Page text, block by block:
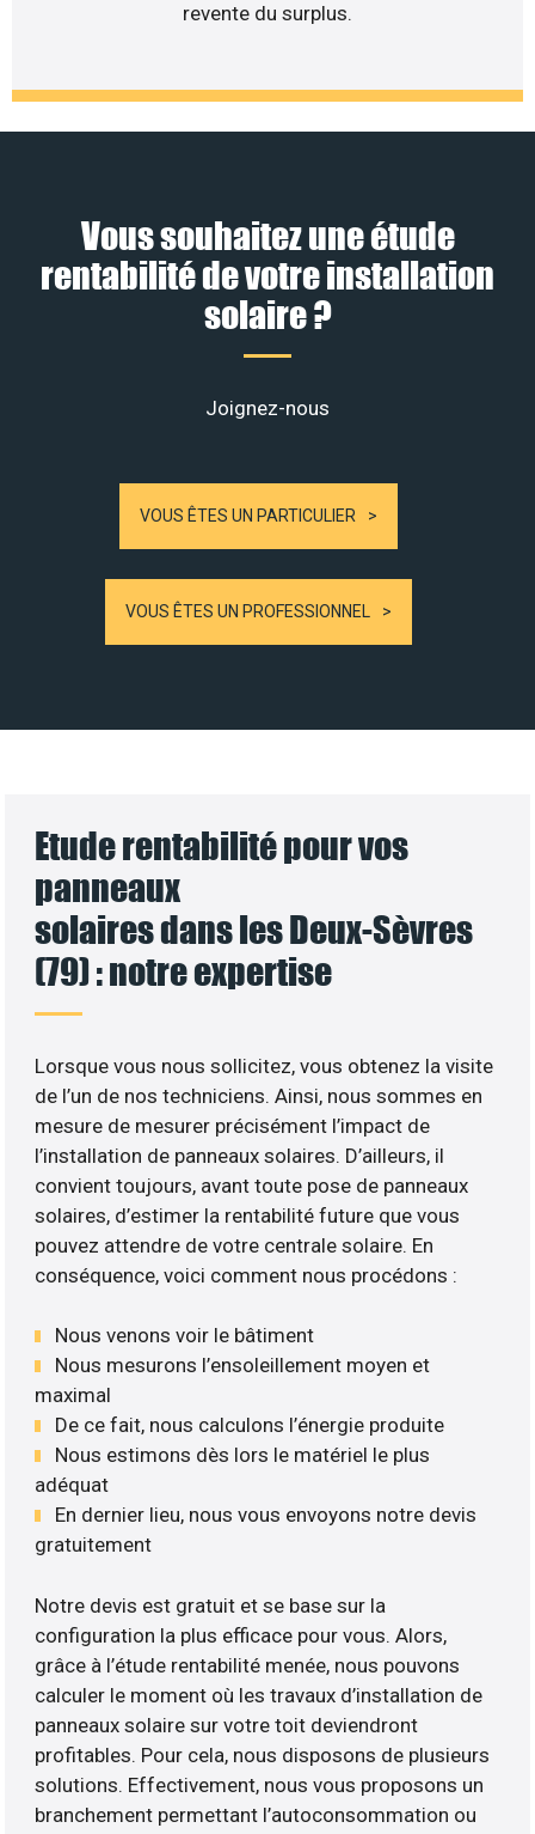
revente du surplus.
Vous souhaitez une étude
rentabilité de votre installation
solaire ?
Joignez-nous
VOUS ÊTES UN PARTICULIER
VOUS ÊTES UN PROFESSIONNEL
Etude rentabilité pour vos
panneaux
solaires dans les Deux-Sèvres
(79) : notre expertise
Lorsque vous nous sollicitez, vous obtenez la visite
de l’un de nos techniciens. Ainsi, nous sommes en
mesure de mesurer précisément l’impact de
l’installation de panneaux solaires. D’ailleurs, il
convient toujours, avant toute pose de panneaux
solaires, d’estimer la rentabilité future que vous
pouvez attendre de votre centrale solaire. En
conséquence, voici comment nous procédons :
Nous venons voir le bâtiment
Nous mesurons l’ensoleillement moyen et
maximal
De ce fait, nous calculons l’énergie produite
Nous estimons dès lors le matériel le plus
adéquat
En dernier lieu, nous vous envoyons notre devis
gratuitement
Notre devis est gratuit et se base sur la
configuration la plus efficace pour vous. Alors,
grâce à l’étude rentabilité menée, nous pouvons
calculer le moment où les travaux d’installation de
panneaux solaire sur votre toit deviendront
profitables. Pour cela, nous disposons de plusieurs
solutions. Effectivement, nous vous proposons un
branchement permettant l’autoconsommation ou